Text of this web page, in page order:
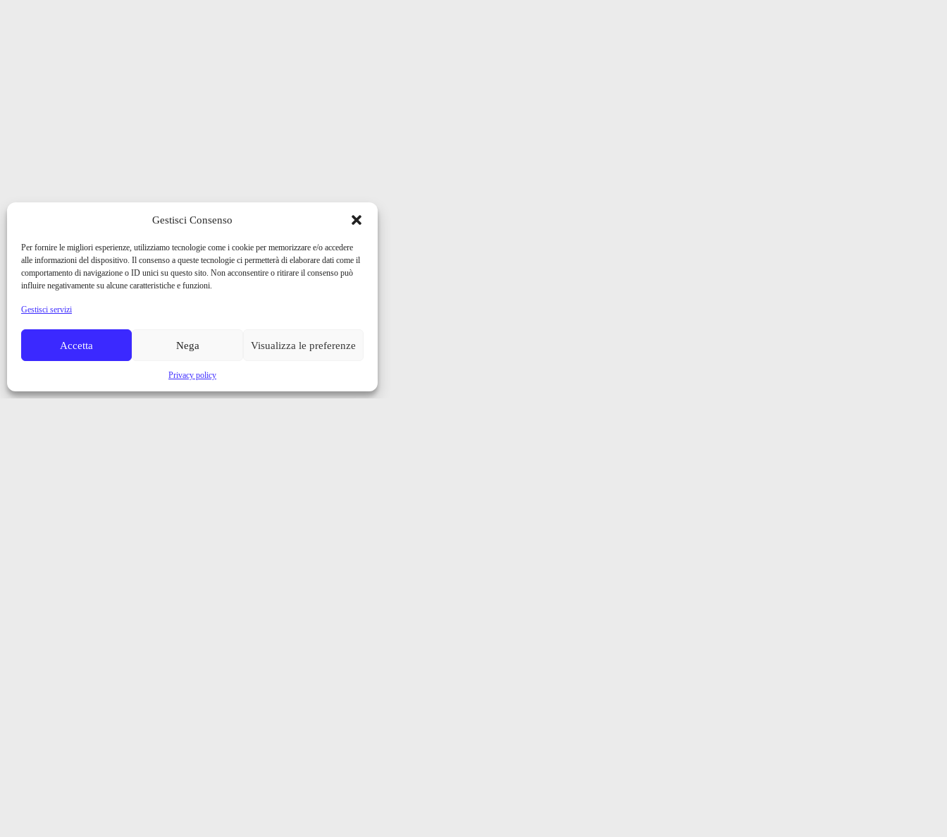
Gestisci Consenso
Per fornire le migliori esperienze, utilizziamo tecnologie come i cookie per memorizzare e/o accedere
alle informazioni del dispositivo. Il consenso a queste tecnologie ci permetterà di elaborare dati come il
comportamento di navigazione o ID unici su questo sito. Non acconsentire o ritirare il consenso può
influire negativamente su alcune caratteristiche e funzioni.
Gestisci servizi
Accetta Nega Visualizza le preferenze
Privacy policy